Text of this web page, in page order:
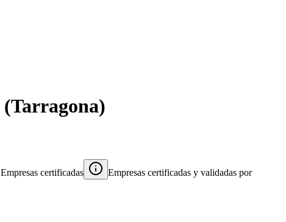
(Tarragona)
Empresas certificadas
Empresas certificadas y validadas por